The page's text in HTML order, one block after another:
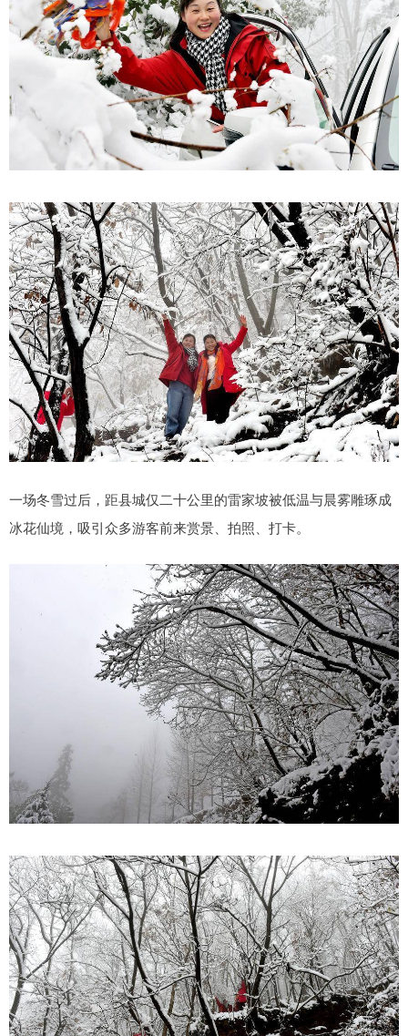
一场冬雪过后，距县城仅二十公里的雷家坡被低温与晨雾雕琢成
冰花仙境，吸引众多游客前来赏景、拍照、打卡。